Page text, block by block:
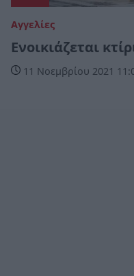
Αγγελίες
Ενοικιάζεται
11 Νοεμβρίου 2021